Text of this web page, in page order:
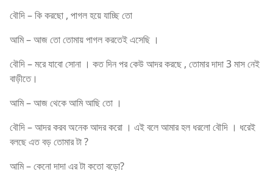
বৌদি – কি করছো , পাগল হয়ে যাচ্ছি তো
আমি – আজ তো তোমায় পাগল করতেই এসেছি ।
বৌদি – মরে যাবো সোনা । কত দিন পর কেউ আদর করছে , তোমার দাদা 3 মাস নেই
বাড়ীতে।
আমি – আজ থেকে আমি আছি তো ।
বৌদি – আদর করব অনেক আদর করো । এই বলে আমার হল ধরলো বৌদি । ধরেই
বলছে এত বড় তোমার টা ?
আমি – কেনো দাদা এর টা কতো বড়ো?